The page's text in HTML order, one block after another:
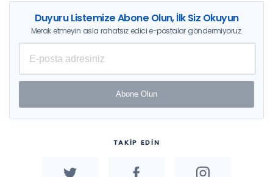
Duyuru Listemize Abone Olun, İlk Siz Okuyun
Merak etmeyin asla rahatsız edici e-postalar göndermiyoruz.
Abone Olun
TAKİP EDİN